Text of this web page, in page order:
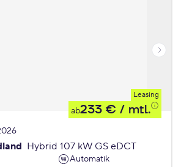
Leasing
ab233 € / mtl.
Hybrid 107 kW GS eDCT
Automatik